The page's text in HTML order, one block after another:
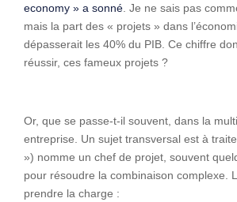
economy » a sonné . Je ne sais pas
mais la part des « projets » dans
dépasserait les 40% du PIB. Ce chiffre
réussir, ces fameux projets ?
Or, que se passe-t-il souvent, dans la
entreprise. Un sujet transversal est à
») nomme un chef de projet, souvent
pour résoudre la combinaison complexe.
prendre la charge :